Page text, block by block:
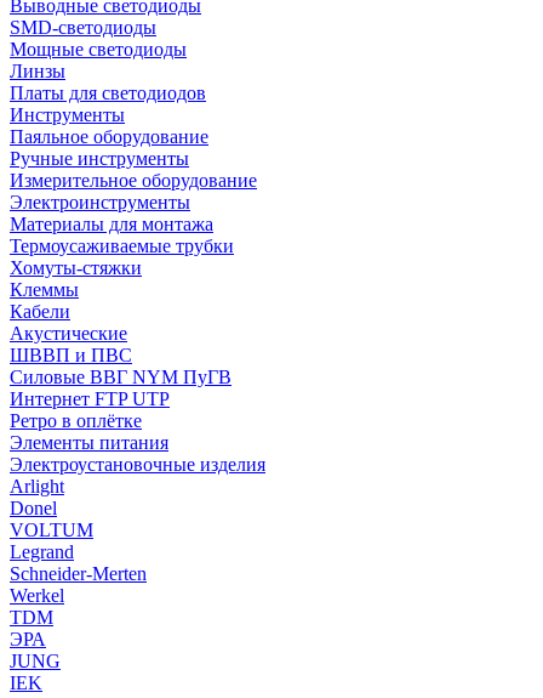
Выводные светодиоды
SMD-светодиоды
Мощные светодиоды
Линзы
Платы для светодиодов
Инструменты
Паяльное оборудование
Ручные инструменты
Измерительное оборудование
Электроинструменты
Материалы для монтажа
Термоусаживаемые трубки
Хомуты-стяжки
Клеммы
Кабели
Акустические
ШВВП и ПВС
Силовые ВВГ NYM ПуГВ
Интернет FTP UTP
Ретро в оплётке
Элементы питания
Электроустановочные изделия
Arlight
Donel
VOLTUM
Legrand
Schneider-Merten
Werkel
TDM
ЭРА
JUNG
IEK